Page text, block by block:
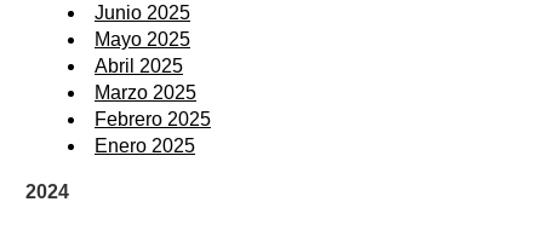
Junio 2025
Mayo 2025
Abril 2025
Marzo 2025
Febrero 2025
Enero 2025
2024